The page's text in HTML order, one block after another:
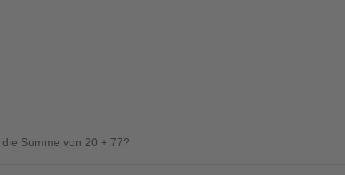
die Summe von 20 + 77?